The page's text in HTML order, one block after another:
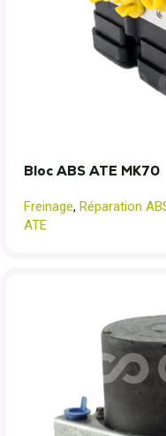
Bloc ABS ATE MK70
Freinage, Réparation
ATE